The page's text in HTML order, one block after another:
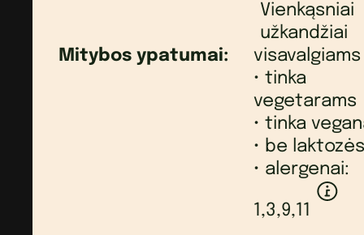
Vienkąsniai
užkandžiai
Mitybos ypatumai:
visavalgiams
• tinka
vegetarams
• tinka
• be laktozės
• alergenai:
1,3,9,11